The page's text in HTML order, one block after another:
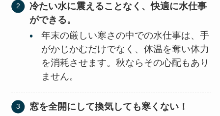
冷たい水に震えることなく、快適に水仕事
ができる。
年末の厳しい寒さの中での水仕事は、手
がかじかむだけでなく、体温を奪い体力
を消耗させます。秋ならその心配もあり
ません。
窓を全開にして換気しても寒くない！